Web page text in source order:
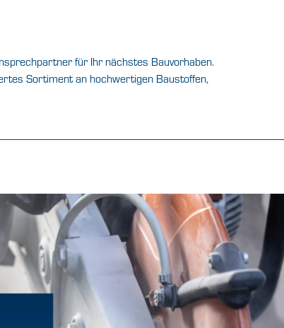
für Ihr nächstes Bauvorhaben.
Sortiment an hochwertigen Baustoffen,